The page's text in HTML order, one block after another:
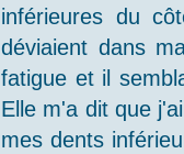
inférieures du
déviaient dans
fatigue et il
Elle m'a dit que
mes dents